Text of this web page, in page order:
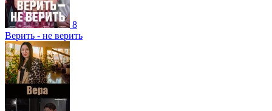
8
Верить - не верить